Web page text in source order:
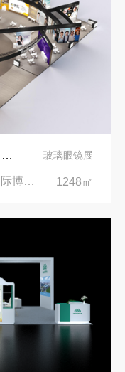
中国国际眼镜业展览会（SIOF）‌展台设计搭建-眼镜业巨头依视路陆逊梯卡 玻璃眼镜展
中国国际眼镜业展览会|上海新国际博览中心‌ 1248㎡